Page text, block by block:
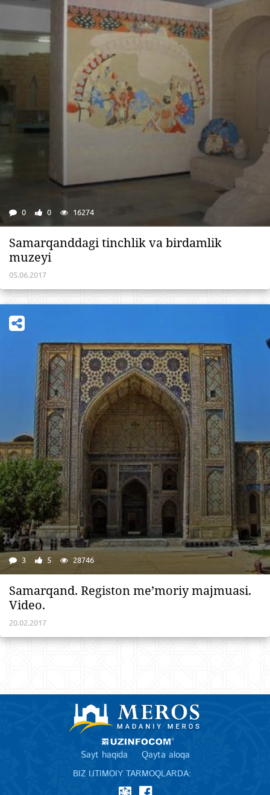
0 0 16274
Samarqanddagi tinchlik va birdamlik
muzeyi
05.06.2017
3 5 28746
Samarqand. Registon me’moriy majmuasi.
Video.
20.02.2017
Sayt haqida Qayta aloqa
BIZ IJTIMOIY TARMOQLARDA: